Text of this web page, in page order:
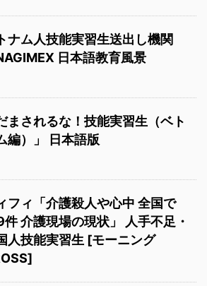
ナム人技能実習生送出し機関
日本語教育風景
まされるな！技能実習生（ベト
編）」 日本語版
フィ「介護殺人や心中 全国で
件 介護現場の現状」 人手不足・
人技能実習生 [モーニング